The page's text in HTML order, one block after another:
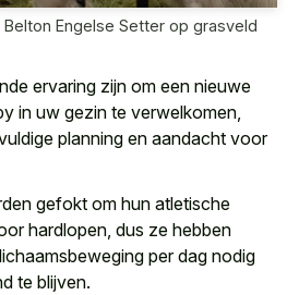
Belton Engelse Setter op grasveld
ervaring zijn om een nieuwe
in uw gezin te verwelkomen,
planning en aandacht voor
gefokt om hun atletische
hardlopen, dus ze hebben
per dag nodig
te blijven.